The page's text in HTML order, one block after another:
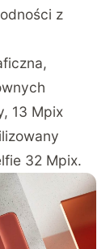
z
13 Mpix
32 Mpix.